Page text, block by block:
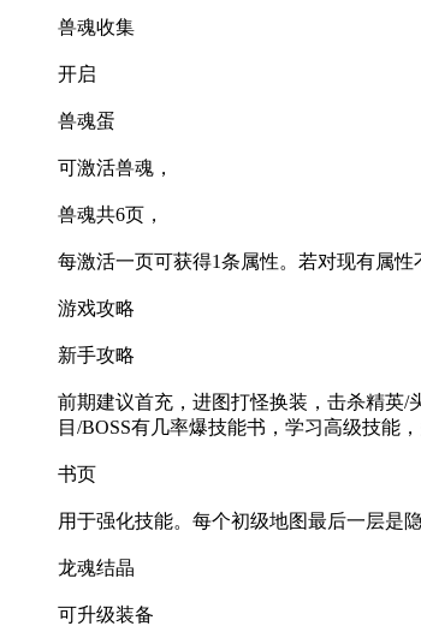
兽魂收集
开启
兽魂蛋
可激活兽魂，
兽魂共6页，
每激活一页可获得1条属性。若对现有属性
游戏攻略
新手攻略
前期建议首充，进图打怪换装，击杀精英/
目/BOSS有几率爆技能书，学习高级技能
书页
用于强化技能。每个初级地图最后一层是
龙魂结晶
可升级装备